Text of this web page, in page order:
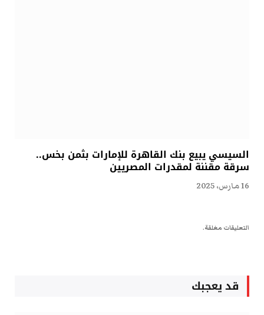
السيسي يبيع بنك القاهرة للإمارات بثمن بخس..
سرقة مقننة لمقدرات المصريين
16 مارس، 2025
التعليقات مغلقة.
قد يعجبك